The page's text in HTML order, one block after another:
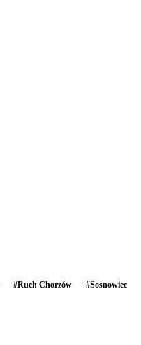
#Ruch Chorzów #Sosnowiec